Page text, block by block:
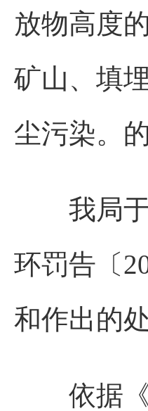
放物高度
矿山、填
尘污染。
我局于
环罚告〔
和作出的
依据《